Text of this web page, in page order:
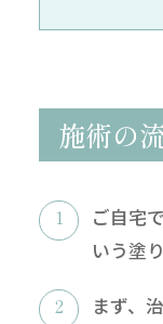
施術の
ご自宅
いう塗
まず、